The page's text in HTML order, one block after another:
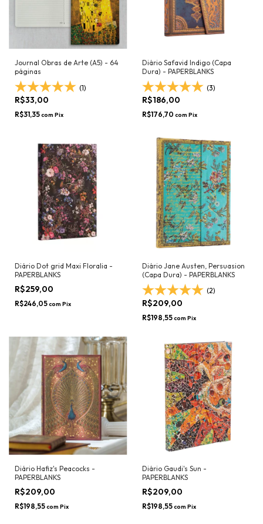
Journal Obras de Arte (A5) - 64
páginas
(1)
R$33,00
R$31,35com Pix
Diário Safavid Indigo (Capa
Dura) - PAPERBLANKS
(3)
R$186,00
R$176,70 com Pix
Diário Dot grid Maxi Floralia -
PAPERBLANKS
R$259,00
R$246,05com Pix
Diário Jane Austen, Persuasion
(Capa Dura) - PAPERBLANKS
(2)
R$209,00
R$198,55com Pix
Diário Hafiz's Peacocks -
PAPERBLANKS
R$209,00
R$198,55com Pix
Diário Gaudi's Sun -
PAPERBLANKS
R$209,00
R$198,55com Pix